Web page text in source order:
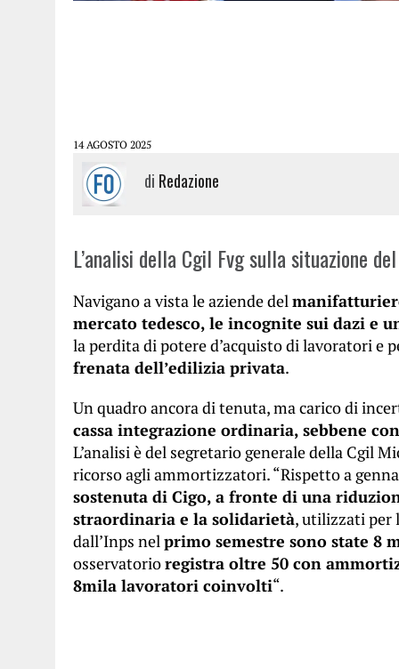
14 AGOSTO 2025
di Redazione
L’analisi della Cgil Fvg sulla situazione
Navigano a vista le aziende del
mercato tedesco, le incognite sui dazi e
la perdita di potere d’acquisto di lavoratori e
frenata dell’edilizia privata.
Un quadro ancora di tenuta, ma carico di
cassa integrazione ordinaria, sebbene
L’analisi è del segretario generale della Cgil
ricorso agli ammortizzatori. “Rispetto a
sostenuta di Cigo, a fronte di una
straordinaria e la solidarietà, utilizzati per
dall’Inps nelprimo semestre sono state 8
osservatorioregistra oltre 50 con
8mila lavoratori coinvolti“.